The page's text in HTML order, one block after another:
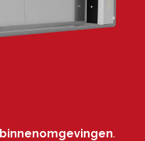
binnenomgevingen.